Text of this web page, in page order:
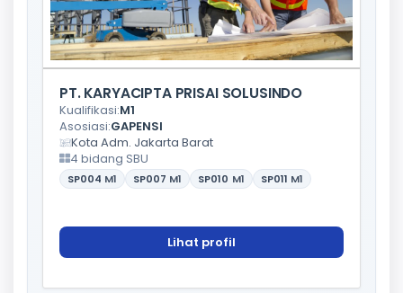
PT. KARYACIPTA PRISAI SOLUSINDO
Kualifikasi:M1
Asosiasi:GAPENSI
Kota Adm. Jakarta Barat
4 bidang SBU
SP004 M1 SP007 M1 SP010 M1 SP011 M1
Lihat profil